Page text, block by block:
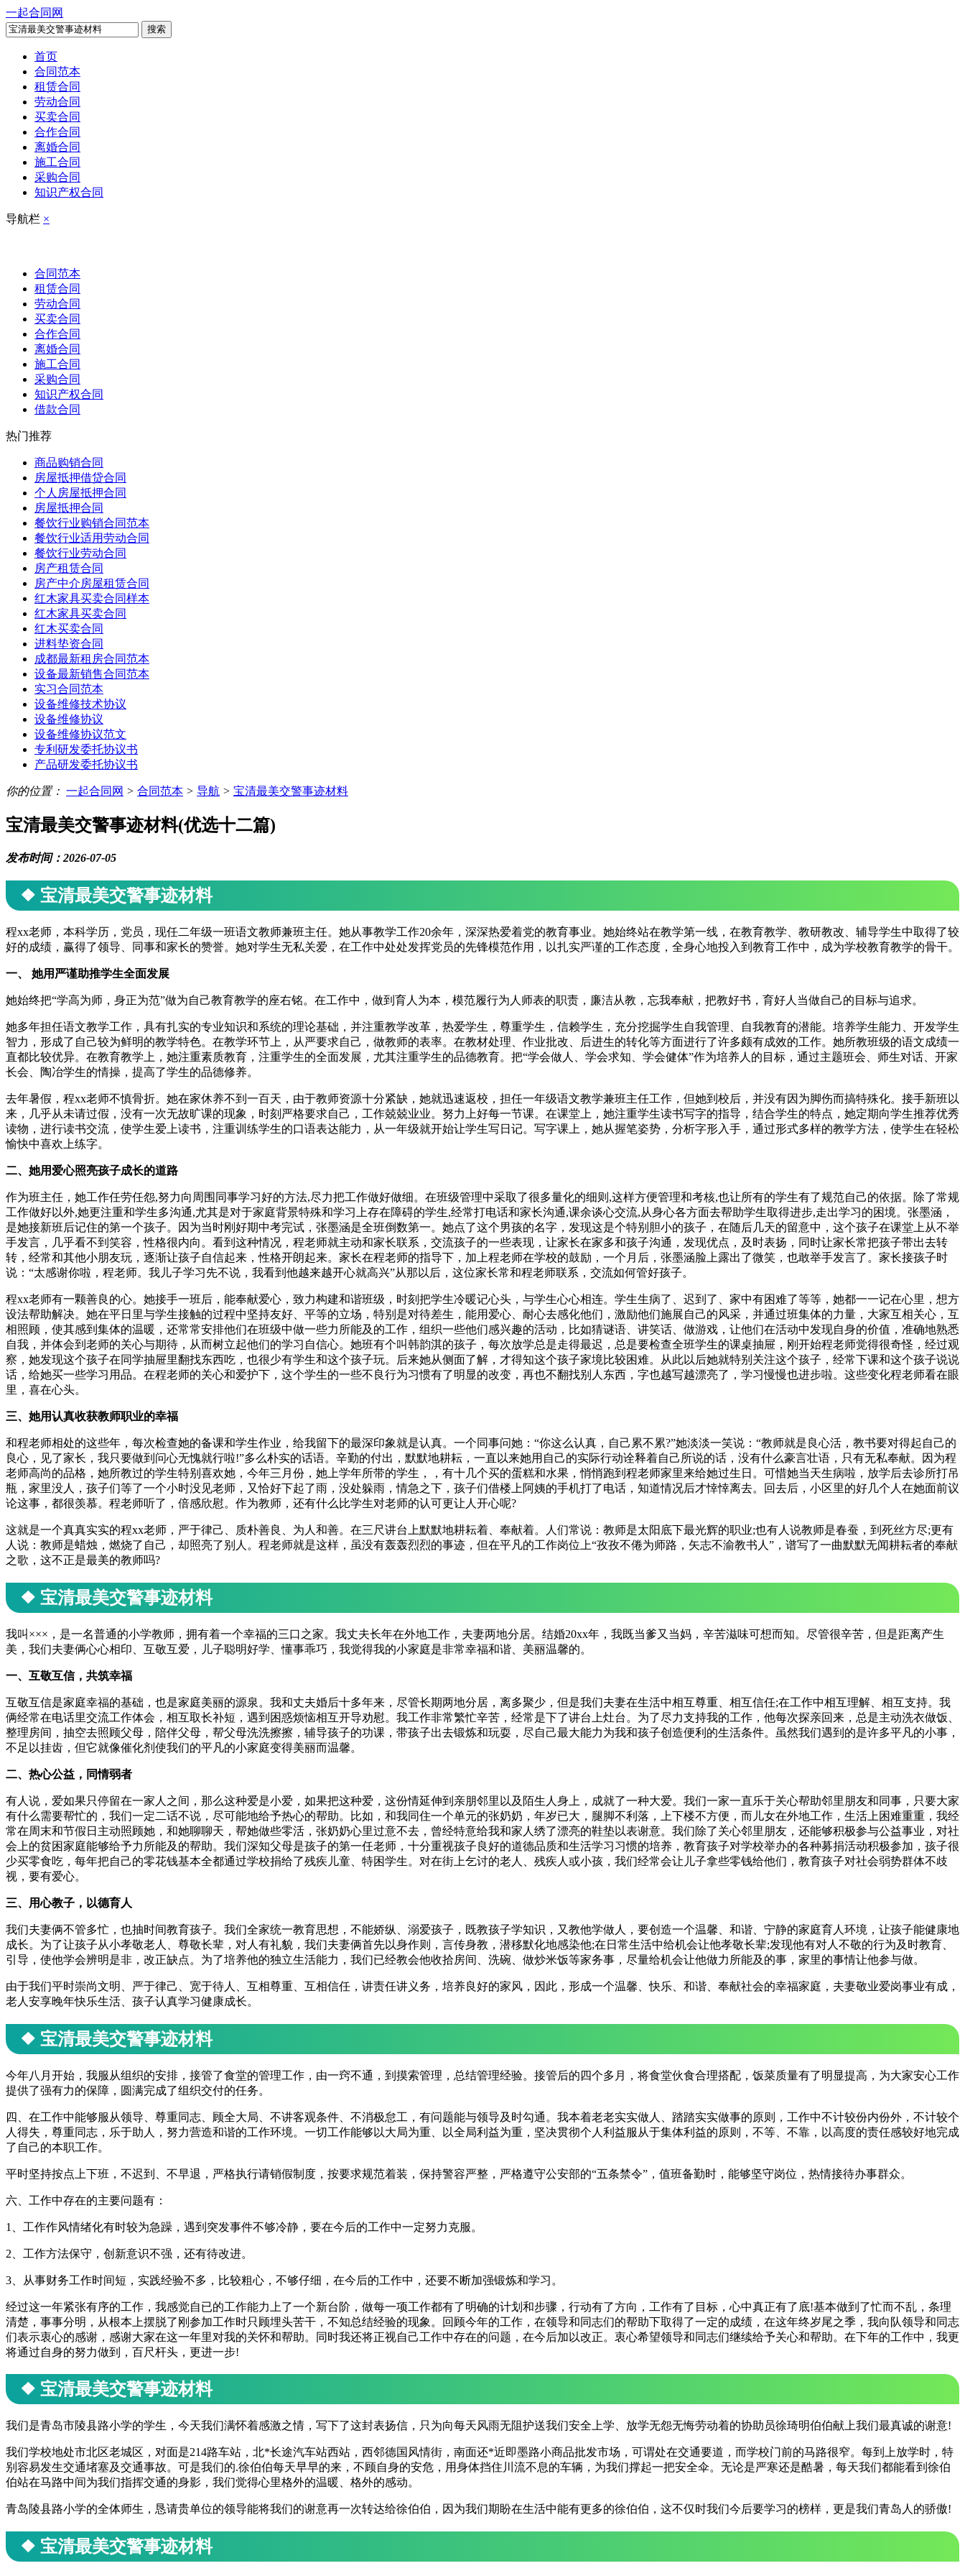
一起合同网
搜索
首页
合同范本
租赁合同
劳动合同
买卖合同
合作合同
离婚合同
施工合同
采购合同
知识产权合同
导航栏 ×
合同范本
租赁合同
劳动合同
买卖合同
合作合同
离婚合同
施工合同
采购合同
知识产权合同
借款合同
热门推荐
商品购销合同
房屋抵押借贷合同
个人房屋抵押合同
房屋抵押合同
餐饮行业购销合同范本
餐饮行业适用劳动合同
餐饮行业劳动合同
房产租赁合同
房产中介房屋租赁合同
红木家具买卖合同样本
红木家具买卖合同
红木买卖合同
进料垫资合同
成都最新租房合同范本
设备最新销售合同范本
实习合同范本
设备维修技术协议
设备维修协议
设备维修协议范文
专利研发委托协议书
产品研发委托协议书
你的位置： 一起合同网 > 合同范本 > 导航 > 宝清最美交警事迹材料
宝清最美交警事迹材料(优选十二篇)
发布时间：2026-07-05
❖ 宝清最美交警事迹材料
程xx老师，本科学历，党员，现任二年级一班语文教师兼班主任。她从事教学工作20余年，深深热爱着党的教育事业。她始终站在教学第一线，在教育教学、教研教改、辅导学生中取得了较
好的成绩，赢得了领导、同事和家长的赞誉。她对学生无私关爱，在工作中处处发挥党员的先锋模范作用，以扎实严谨的工作态度，全身心地投入到教育工作中，成为学校教育教学的骨干。
一、 她用严谨助推学生全面发展
她始终把“学高为师，身正为范”做为自己教育教学的座右铭。在工作中，做到育人为本，模范履行为人师表的职责，廉洁从教，忘我奉献，把教好书，育好人当做自己的目标与追求。
她多年担任语文教学工作，具有扎实的专业知识和系统的理论基础，并注重教学改革，热爱学生，尊重学生，信赖学生，充分挖掘学生自我管理、自我教育的潜能。培养学生能力、开发学生
智力，形成了自己较为鲜明的教学特色。在教学环节上，从严要求自己，做教师的表率。在教材处理、作业批改、后进生的转化等方面进行了许多颇有成效的工作。她所教班级的语文成绩一
直都比较优异。在教育教学上，她注重素质教育，注重学生的全面发展，尤其注重学生的品德教育。把“学会做人、学会求知、学会健体”作为培养人的目标，通过主题班会、师生对话、开家
长会、陶冶学生的情操，提高了学生的品德修养。
去年暑假，程xx老师不慎骨折。她在家休养不到一百天，由于教师资源十分紧缺，她就迅速返校，担任一年级语文教学兼班主任工作，但她到校后，并没有因为脚伤而搞特殊化。接手新班以
来，几乎从未请过假，没有一次无故旷课的现象，时刻严格要求自己，工作兢兢业业。努力上好每一节课。在课堂上，她注重学生读书写字的指导，结合学生的特点，她定期向学生推荐优秀
读物，进行读书交流，使学生爱上读书，注重训练学生的口语表达能力，从一年级就开始让学生写日记。写字课上，她从握笔姿势，分析字形入手，通过形式多样的教学方法，使学生在轻松
愉快中喜欢上练字。
二、她用爱心照亮孩子成长的道路
作为班主任，她工作任劳任怨,努力向周围同事学习好的方法,尽力把工作做好做细。在班级管理中采取了很多量化的细则,这样方便管理和考核,也让所有的学生有了规范自己的依据。除了常规
工作做好以外,她更注重和学生多沟通,尤其是对于家庭背景特殊和学习上存在障碍的学生,经常打电话和家长沟通,课余谈心交流,从身心各方面去帮助学生取得进步,走出学习的困境。张墨涵，
是她接新班后记住的第一个孩子。因为当时刚好期中考完试，张墨涵是全班倒数第一。她点了这个男孩的名字，发现这是个特别胆小的孩子，在随后几天的留意中，这个孩子在课堂上从不举
手发言，几乎看不到笑容，性格很内向。看到这种情况，程老师就主动和家长联系，交流孩子的一些表现，让家长在家多和孩子沟通，发现优点，及时表扬，同时让家长常把孩子带出去转
转，经常和其他小朋友玩，逐渐让孩子自信起来，性格开朗起来。家长在程老师的指导下，加上程老师在学校的鼓励，一个月后，张墨涵脸上露出了微笑，也敢举手发言了。家长接孩子时
说：“太感谢你啦，程老师。我儿子学习先不说，我看到他越来越开心就高兴”从那以后，这位家长常和程老师联系，交流如何管好孩子。
程xx老师有一颗善良的心。她接手一班后，能奉献爱心，致力构建和谐班级，时刻把学生冷暖记心头，与学生心心相连。学生生病了、迟到了、家中有困难了等等，她都一一记在心里，想方
设法帮助解决。她在平日里与学生接触的过程中坚持友好、平等的立场，特别是对待差生，能用爱心、耐心去感化他们，激励他们施展自己的风采，并通过班集体的力量，大家互相关心，互
相照顾，使其感到集体的温暖，还常常安排他们在班级中做一些力所能及的工作，组织一些他们感兴趣的活动，比如猜谜语、讲笑话、做游戏，让他们在活动中发现自身的价值，准确地熟悉
自我，并体会到老师的关心与期待，从而树立起他们的学习自信心。她班有个叫韩韵淇的孩子，每次放学总是走得最迟，总是要检查全班学生的课桌抽屉，刚开始程老师觉得很奇怪，经过观
察，她发现这个孩子在同学抽屉里翻找东西吃，也很少有学生和这个孩子玩。后来她从侧面了解，才得知这个孩子家境比较困难。从此以后她就特别关注这个孩子，经常下课和这个孩子说说
话，给她买一些学习用品。在程老师的关心和爱护下，这个学生的一些不良行为习惯有了明显的改变，再也不翻找别人东西，字也越写越漂亮了，学习慢慢也进步啦。这些变化程老师看在眼
里，喜在心头。
三、她用认真收获教师职业的幸福
和程老师相处的这些年，每次检查她的备课和学生作业，给我留下的最深印象就是认真。一个同事问她：“你这么认真，自己累不累?”她淡淡一笑说：“教师就是良心活，教书要对得起自己的
良心，见了家长，我只要做到问心无愧就行啦!”多么朴实的话语。辛勤的付出，默默地耕耘，一直以来她用自己的实际行动诠释着自己所说的话，没有什么豪言壮语，只有无私奉献。因为程
老师高尚的品格，她所教过的学生特别喜欢她，今年三月份，她上学年所带的学生，，有十几个买的蛋糕和水果，悄悄跑到程老师家里来给她过生日。可惜她当天生病啦，放学后去诊所打吊
瓶，家里没人，孩子们等了一个小时没见老师，又恰好下起了雨，没处躲雨，情急之下，孩子们借楼上阿姨的手机打了电话，知道情况后才悻悻离去。回去后，小区里的好几个人在她面前议
论这事，都很羡慕。程老师听了，倍感欣慰。作为教师，还有什么比学生对老师的认可更让人开心呢?
这就是一个真真实实的程xx老师，严于律己、质朴善良、为人和善。在三尺讲台上默默地耕耘着、奉献着。人们常说：教师是太阳底下最光辉的职业;也有人说教师是春蚕，到死丝方尽;更有
人说：教师是蜡烛，燃烧了自己，却照亮了别人。程老师就是这样，虽没有轰轰烈烈的事迹，但在平凡的工作岗位上“孜孜不倦为师路，矢志不渝教书人”，谱写了一曲默默无闻耕耘者的奉献
之歌，这不正是最美的教师吗?
❖ 宝清最美交警事迹材料
我叫×××，是一名普通的小学教师，拥有着一个幸福的三口之家。我丈夫长年在外地工作，夫妻两地分居。结婚20xx年，我既当爹又当妈，辛苦滋味可想而知。尽管很辛苦，但是距离产生
美，我们夫妻俩心心相印、互敬互爱，儿子聪明好学、懂事乖巧，我觉得我的小家庭是非常幸福和谐、美丽温馨的。
一、互敬互信，共筑幸福
互敬互信是家庭幸福的基础，也是家庭美丽的源泉。我和丈夫婚后十多年来，尽管长期两地分居，离多聚少，但是我们夫妻在生活中相互尊重、相互信任;在工作中相互理解、相互支持。我
俩经常在电话里交流工作体会，相互取长补短，遇到困惑烦恼相互开导劝慰。我工作非常繁忙辛苦，经常是下了讲台上灶台。为了尽力支持我的工作，他每次探亲回来，总是主动洗衣做饭、
整理房间，抽空去照顾父母，陪伴父母，帮父母洗洗擦擦，辅导孩子的功课，带孩子出去锻炼和玩耍，尽自己最大能力为我和孩子创造便利的生活条件。虽然我们遇到的是许多平凡的小事，
不足以挂齿，但它就像催化剂使我们的平凡的小家庭变得美丽而温馨。
二、热心公益，同情弱者
有人说，爱如果只停留在一家人之间，那么这种爱是小爱，如果把这种爱，这份情延伸到亲朋邻里以及陌生人身上，成就了一种大爱。我们一家一直乐于关心帮助邻里朋友和同事，只要大家
有什么需要帮忙的，我们一定二话不说，尽可能地给予热心的帮助。比如，和我同住一个单元的张奶奶，年岁已大，腿脚不利落，上下楼不方便，而儿女在外地工作，生活上困难重重，我经
常在周末和节假日主动照顾她，和她聊聊天，帮她做些零活，张奶奶心里过意不去，曾经特意给我和家人绣了漂亮的鞋垫以表谢意。我们除了关心邻里朋友，还能够积极参与公益事业，对社
会上的贫困家庭能够给予力所能及的帮助。我们深知父母是孩子的第一任老师，十分重视孩子良好的道德品质和生活学习习惯的培养，教育孩子对学校举办的各种募捐活动积极参加，孩子很
少买零食吃，每年把自己的零花钱基本全都通过学校捐给了残疾儿童、特困学生。对在街上乞讨的老人、残疾人或小孩，我们经常会让儿子拿些零钱给他们，教育孩子对社会弱势群体不歧
视，要有爱心。
三、用心教子，以德育人
我们夫妻俩不管多忙，也抽时间教育孩子。我们全家统一教育思想，不能娇纵、溺爱孩子，既教孩子学知识，又教他学做人，要创造一个温馨、和谐、宁静的家庭育人环境，让孩子能健康地
成长。为了让孩子从小孝敬老人、尊敬长辈，对人有礼貌，我们夫妻俩首先以身作则，言传身教，潜移默化地感染他;在日常生活中给机会让他孝敬长辈;发现他有对人不敬的行为及时教育、
引导，使他学会辨明是非，改正缺点。为了培养他的独立生活能力，我们已经教会他收拾房间、洗碗、做炒米饭等家务事，尽量给机会让他做力所能及的事，家里的事情让他参与做。
由于我们平时崇尚文明、严于律己、宽于待人、互相尊重、互相信任，讲责任讲义务，培养良好的家风，因此，形成一个温馨、快乐、和谐、奉献社会的幸福家庭，夫妻敬业爱岗事业有成，
老人安享晚年快乐生活、孩子认真学习健康成长。
❖ 宝清最美交警事迹材料
今年八月开始，我服从组织的安排，接管了食堂的管理工作，由一窍不通，到摸索管理，总结管理经验。接管后的四个多月，将食堂伙食合理搭配，饭菜质量有了明显提高，为大家安心工作
提供了强有力的保障，圆满完成了组织交付的任务。
四、在工作中能够服从领导、尊重同志、顾全大局、不讲客观条件、不消极怠工，有问题能与领导及时勾通。我本着老老实实做人、踏踏实实做事的原则，工作中不计较份内份外，不计较个
人得失，尊重同志，乐于助人，努力营造和谐的工作环境。一切工作能够以大局为重、以全局利益为重，坚决贯彻个人利益服从于集体利益的原则，不等、不靠，以高度的责任感较好地完成
了自己的本职工作。
平时坚持按点上下班，不迟到、不早退，严格执行请销假制度，按要求规范着装，保持警容严整，严格遵守公安部的“五条禁令”，值班备勤时，能够坚守岗位，热情接待办事群众。
六、工作中存在的主要问题有：
1、工作作风情绪化有时较为急躁，遇到突发事件不够冷静，要在今后的工作中一定努力克服。
2、工作方法保守，创新意识不强，还有待改进。
3、从事财务工作时间短，实践经验不多，比较粗心，不够仔细，在今后的工作中，还要不断加强锻炼和学习。
经过这一年紧张有序的工作，我感觉自已的工作能力上了一个新台阶，做每一项工作都有了明确的计划和步骤，行动有了方向，工作有了目标，心中真正有了底!基本做到了忙而不乱，条理
清楚，事事分明，从根本上摆脱了刚参加工作时只顾埋头苦干，不知总结经验的现象。回顾今年的工作，在领导和同志们的帮助下取得了一定的成绩，在这年终岁尾之季，我向队领导和同志
们表示衷心的感谢，感谢大家在这一年里对我的关怀和帮助。同时我还将正视自己工作中存在的问题，在今后加以改正。衷心希望领导和同志们继续给予关心和帮助。在下年的工作中，我更
将通过自身的努力做到，百尺杆头，更进一步!
❖ 宝清最美交警事迹材料
我们是青岛市陵县路小学的学生，今天我们满怀着感激之情，写下了这封表扬信，只为向每天风雨无阻护送我们安全上学、放学无怨无悔劳动着的协助员徐琦明伯伯献上我们最真诚的谢意!
我们学校地处市北区老城区，对面是214路车站，北*长途汽车站西站，西邻德国风情街，南面还*近即墨路小商品批发市场，可谓处在交通要道，而学校门前的马路很窄。每到上放学时，特
别容易发生交通堵塞及交通事故。可是我们的.徐伯伯每天早早的来，不顾自身的安危，用身体挡住川流不息的车辆，为我们撑起一把安全伞。无论是严寒还是酷暑，每天我们都能看到徐伯
伯站在马路中间为我们指挥交通的身影，我们觉得心里格外的温暖、格外的感动。
青岛陵县路小学的全体师生，恳请贵单位的领导能将我们的谢意再一次转达给徐伯伯，因为我们期盼在生活中能有更多的徐伯伯，这不仅时我们今后要学习的榜样，更是我们青岛人的骄傲!
❖ 宝清最美交警事迹材料